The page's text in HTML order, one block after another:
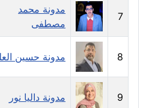
عاملة
مدونة رشا ماهر
مدونة رشيد سبابو
عاملة
7
مدونة محمد
مصطفى
8 مدونة حسين
9 مدونة داليا نور